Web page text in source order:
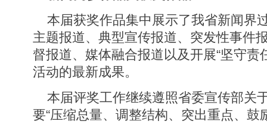
本届获奖作品集中展示了我省新闻界
主题报道、典型宣传报道、突发性事件
督报道、媒体融合报道以及开展“坚守责
活动的最新成果。
本届评奖工作继续遵照省委宣传部关
要“压缩总量、调整结构、突出重点、鼓